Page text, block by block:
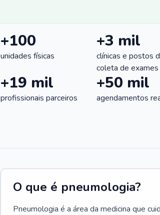
+100
unidades físicas
+3 mil
clínicas e postos
coleta de exames
+19 mil
profissionais parceiros
+50 mil
agendamentos
O que é pneumologia?
Pneumologia é a área da medicina que